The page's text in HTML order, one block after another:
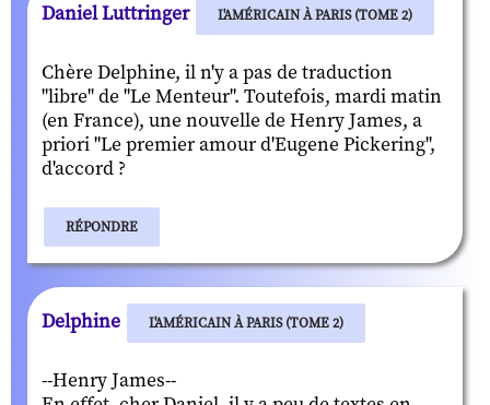
Daniel Luttringer L'AMÉRICAIN À PARIS (TOME 2)
Chère Delphine, il n'y a pas de traduction
"libre" de "Le Menteur". Toutefois, mardi matin
(en France), une nouvelle de Henry James, a
priori "Le premier amour d'Eugene Pickering",
d'accord ?
RÉPONDRE
Delphine L'AMÉRICAIN À PARIS (TOME 2)
--Henry James--